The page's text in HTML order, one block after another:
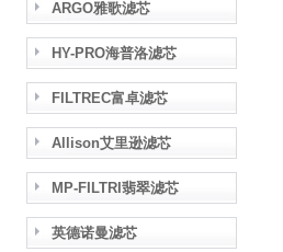
ARGO雅歌滤芯
HY-PRO海普洛滤芯
FILTREC富卓滤芯
Allison艾里逊滤芯
MP-FILTRI翡翠滤芯
英德诺曼滤芯